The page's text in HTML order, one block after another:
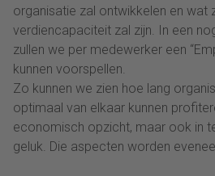
organisatie zal ontwikkelen en wat
verdiencapaciteit zal zijn. In een
zullen we per medewerker een
kunnen voorspellen.
Zo kunnen we zien hoe lang
optimaal van elkaar kunnen
economisch opzicht, maar ook in
geluk. Die aspecten worden